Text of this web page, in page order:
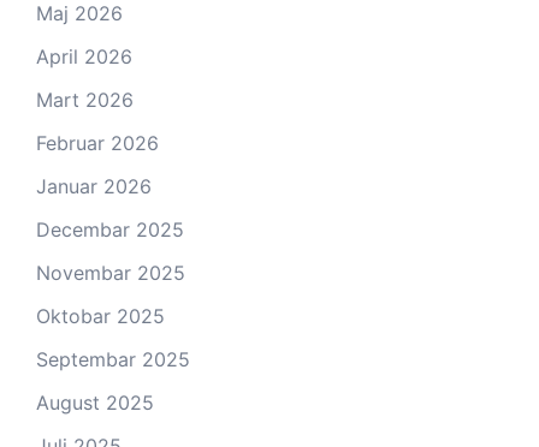
Maj 2026
April 2026
Mart 2026
Februar 2026
Januar 2026
Decembar 2025
Novembar 2025
Oktobar 2025
Septembar 2025
August 2025